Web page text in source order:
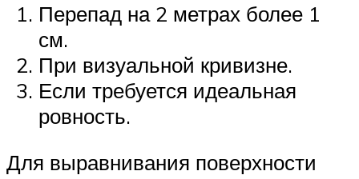
Перепад на 2 метрах более 1
см.
При визуальной кривизне.
Если требуется идеальная
ровность.
Для выравнивания поверхности